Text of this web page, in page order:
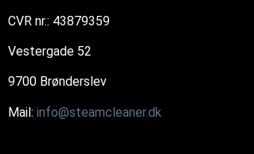
CVR nr.: 43879359
Vestergade 52
9700 Brønderslev
Mail: info@steamcleaner.dk